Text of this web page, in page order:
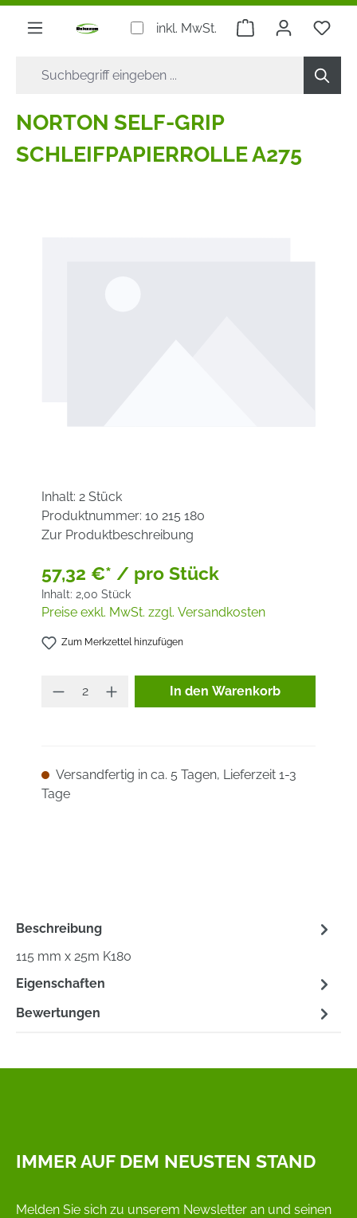
springen
inkl. MwSt. Warenkorb
NORTON SELF-GRIP
SCHLEIFPAPIERROLLE A275
Inhalt: 2 Stück
Produktnummer: 10 215 180
Zur Produktbeschreibung
57,32 €* / pro Stück
Inhalt: 2,00 Stück
Preise exkl. MwSt. zzgl. Versandkosten
Zum Merkzettel hinzufügen
Produkt Anzahl: Gib den
In den Warenkorb
Versandfertig in ca. 5 Tagen, Lieferzeit 1-3
Tage
Beschreibung
115 mm x 25m K180
Eigenschaften
Bewertungen
IMMER AUF DEM NEUSTEN STAND
Melden Sie sich zu unserem Newsletter an und seinen